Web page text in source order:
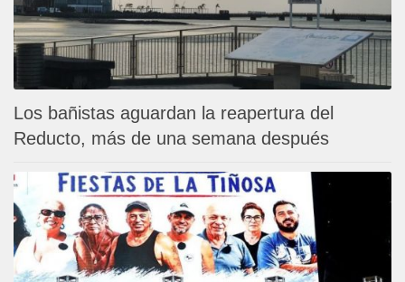
Los bañistas aguardan la reapertura del
Reducto, más de una semana después